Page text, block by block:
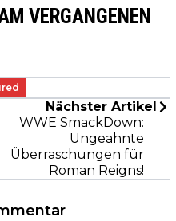
VERGANGENEN
Nächster Artikel
WWE SmackDown:
Ungeahnte
Überraschungen für
Roman Reigns!